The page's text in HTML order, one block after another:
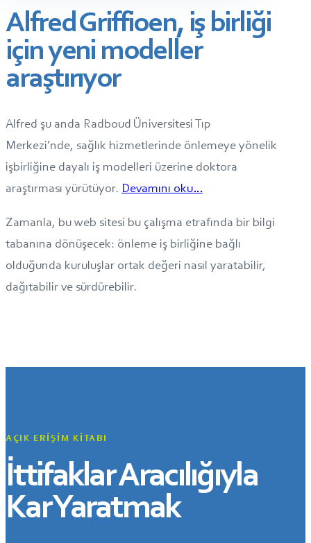
Alfred Griffioen, iş birliği
için yeni modeller
araştırıyor
Alfred şu anda Radboud Üniversitesi Tıp
Merkezi’nde, sağlık hizmetlerinde önlemeye yönelik
işbirliğine dayalı iş modelleri üzerine doktora
araştırması yürütüyor. Devamını oku…
Zamanla, bu web sitesi bu çalışma etrafında bir bilgi
tabanına dönüşecek: önleme iş birliğine bağlı
olduğunda kuruluşlar ortak değeri nasıl yaratabilir,
dağıtabilir ve sürdürebilir.
AÇIK ERIŞIM KITABI
İttifaklar Aracılığıyla
Kar Yaratmak